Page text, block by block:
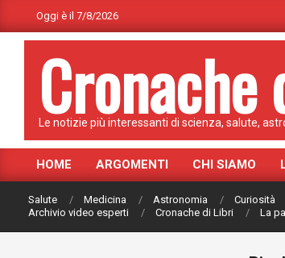
to
Oggi è il 7/8/2026
Cronache
Le notizie più interessanti di scienza, salute,
Primary
Navigation
Menu
HOME ARGOMENTI CHI SIAMO
Salute Medicina Astronomia Curiosità
Archivio video esperti
Cronache di Libri La